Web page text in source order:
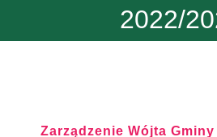
2022/
Zarządzenie Wójta